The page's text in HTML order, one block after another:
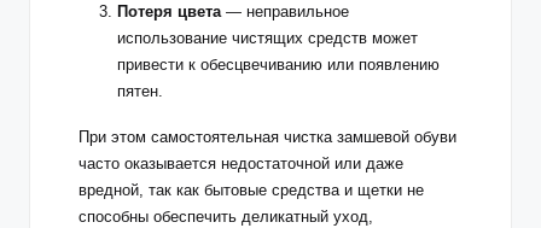
Потеря цвета— неправильное
использование чистящих средств может
привести к обесцвечиванию или появлению
пятен.
При этом самостоятельная чистка замшевой обуви
часто оказывается недостаточной или даже
вредной, так как бытовые средства и щетки не
способны обеспечить деликатный уход,